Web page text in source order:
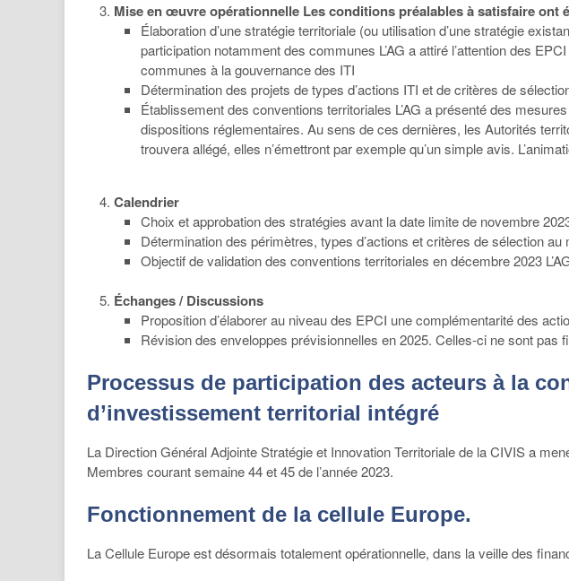
Mise en œuvre opérationnelle Les conditions préalables à satisfaire ont
Élaboration d’une stratégie territoriale (ou utilisation d’une stratégie
participation notamment des communes L’AG a attiré l’attention des
communes à la gouvernance des ITI
Détermination des projets de types d’actions ITI et de critères de
Établissement des conventions territoriales L’AG a présenté des
dispositions réglementaires. Au sens de ces dernières, les Autorités
trouvera allégé, elles n’émettront par exemple qu’un simple avis.
Calendrier
Choix et approbation des stratégies avant la date limite de novembre
Détermination des périmètres, types d’actions et critères de sélection au
Objectif de validation des conventions territoriales en décembre 2023
Échanges / Discussions
Proposition d’élaborer au niveau des EPCI une complémentarité des
Révision des enveloppes prévisionnelles en 2025. Celles-ci ne sont
Processus de participation des acteurs à la
d’investissement territorial intégré
La Direction Général Adjointe Stratégie et Innovation Territoriale de la CIVIS a
Membres courant semaine 44 et 45 de l’année 2023.
Fonctionnement de la cellule Europe.
La Cellule Europe est désormais totalement opérationnelle, dans la veille des